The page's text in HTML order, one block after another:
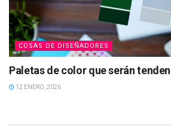
COSAS DE DISEÑADORES
Paletas de color que serán
12 ENERO, 2026